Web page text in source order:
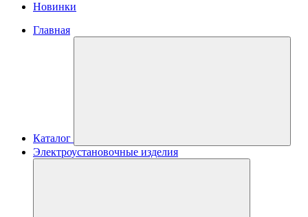
Новинки
Главная
Каталог
Электроустановочные изделия